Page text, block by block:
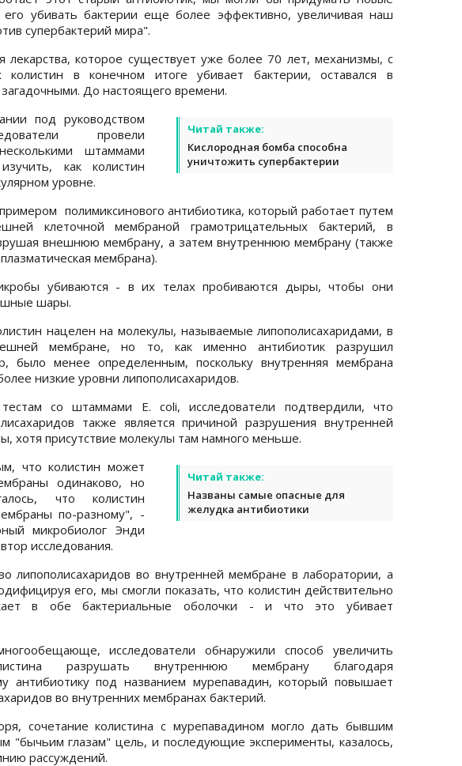
его убивать бактерии еще более эффективно, увеличивая наш
супербактерий мира".
лекарства, которое существует уже более 70 лет, механизмы, с
в конечном итоге убивает бактерии, оставался в
До настоящего времени.
Читай также:
Кислородная бомба способна
уничтожить супербактерии
под руководством
провели
штаммами
как колистин
уровне.
полимиксинового антибиотика, который работает путем
клеточной мембраной грамотрицательных бактерий, в
внешнюю мембрану, а затем внутреннюю мембрану (также
мембрана).
убиваются - в их телах пробиваются дыры, чтобы они
шары.
нацелен на молекулы, называемые липополисахаридами, в
мембране, но то, как именно антибиотик разрушил
было менее определенным, поскольку внутренняя мембрана
низкие уровни липополисахаридов.
со штаммами E. coli, исследователи подтвердили, что
также является причиной разрушения внутренней
хотя присутствие молекулы там намного меньше.
Читай также:
Названы самые опасные для
желудка антибиотики
что колистин может
одинаково, но
что колистин
по-разному", -
микробиолог Энди
исследования.
липополисахаридов во внутренней мембране в лаборатории, а
его, мы смогли показать, что колистин действительно
в обе бактериальные оболочки - и что это убивает
исследователи обнаружили способ увеличить
разрушать внутреннюю мембрану благодаря
антибиотику под названием мурепавадин, который повышает
во внутренних мембранах бактерий.
сочетание колистина с мурепавадином могло дать бывшим
"бычьим глазам" цель, и последующие эксперименты, казалось,
рассуждений.